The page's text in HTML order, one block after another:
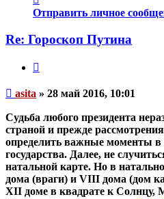
информация
пользователя
Отправить личное
Re: Гороскоп Путина
Непрочитанное
asita » 28 май 2016, 10:01
Судьба любого президента
страной и прежде
определить важные моменты в
государства. Далее, не
натальной карте. Но в
дома (враги) и VIII дома (дом
XII доме в квадрате к Солнцу,